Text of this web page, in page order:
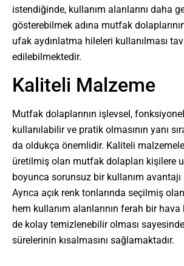
istendiğinde, kullanım alanlarını daha
gösterebilmek adına mutfak
ufak aydınlatma hileleri kullanılması
edilebilmektedir.
Kaliteli Malzeme
Mutfak dolaplarının işlevsel,
kullanılabilir ve pratik olmasının yanı
da oldukça önemlidir. Kaliteli
üretilmiş olan mutfak dolapları kişilere
boyunca sorunsuz bir kullanım avantajı
Ayrıca açık renk tonlarında seçilmiş
hem kullanım alanlarının ferah bir hava
de kolay temizlenebilir olması
sürelerinin kısalmasını sağlamaktadır.